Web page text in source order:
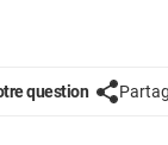
question